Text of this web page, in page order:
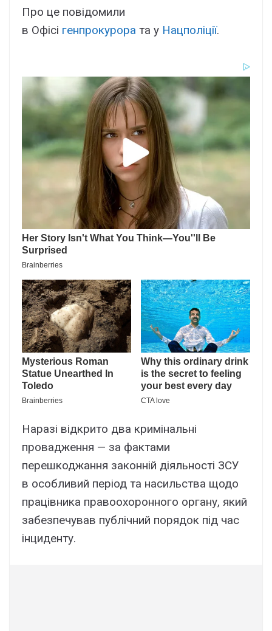
Про це повідомили
в Офісі генпрокурора та у Нацполіції.
Наразі відкрито два кримінальні
провадження — за фактами
перешкоджання законній діяльності ЗСУ
в особливий період та насильства щодо
працівника правоохоронного органу, який
забезпечував публічний порядок під час
інциденту.